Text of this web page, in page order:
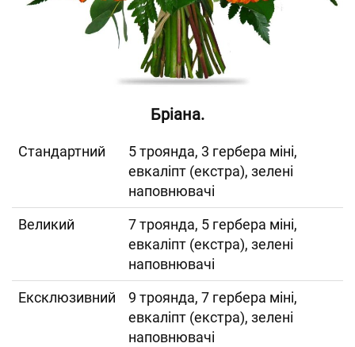
Бріана.
Cтандартний
5 троянда, 3 гербера міні,
евкаліпт (екстра), зелені
наповнювачі
Великий
7 троянда, 5 гербера міні,
евкаліпт (екстра), зелені
наповнювачі
Ексклюзивний
9 троянда, 7 гербера міні,
евкаліпт (екстра), зелені
наповнювачі